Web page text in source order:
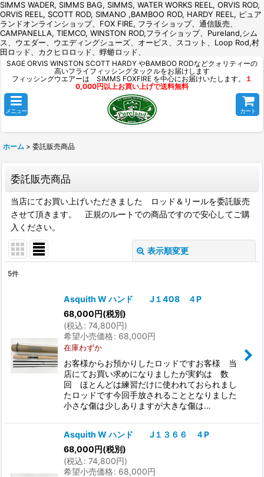
SIMMS WADER, SIMMS BAG, SIMMS, WATER WORKS REEL, ORVIS ROD,
ORVIS REEL, SCOTT ROD, SIMANO ,BAMBOO ROD, HARDY REEL, ピュア
ランドオンラインショップ、FOX FIRE, フライショップ、通信販売、
CAMPANELLA, TIEMCO, WINSTON ROD,フライショップ、Pureland,シム
ス、ウエダー、ウエディングシューズ、オービス、スコット、Loop Rod,村
田ロッド、カクヒロロッド、蜉蝣ロッド、
SAGE ORVIS WINSTON SCOTT HARDY やBAMBOO RODなどクォリティーの
高いフライフィッシングタックルをお届けします
フィッシングウエアーは SIMMS FOXFIRE を中心にお届けいたします。
１
0,000円以上お買い上げで送料無料
メニュー カート
ホーム > 委託販売商品
委託販売商品
当店にてお買い上げいただきました ロッド＆リールを委託販売
させて頂きます。 正規のルートでの商品ですので安心してご購
入ください。
表示順変更
5件
Asquith W ハンド J１408 ４P
68,000円(税別)
(税込: 74,800円)
希望小売価格: 68,000円
在庫わずか
お客様からお預かりしたロッドですお客様 当
店にてお買い求めになりましたが実釣は 数
回 ほとんどは練習だけに使われておられまし
たロッドです今回手放されることとなりました
小さな傷は少しありますが大きな傷は…
Asquith W ハンド J１３６６ ４P
68,000円(税別)
(税込: 74,800円)
希望小売価格: 68,000円